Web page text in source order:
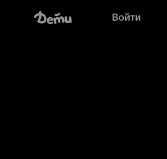
Войти